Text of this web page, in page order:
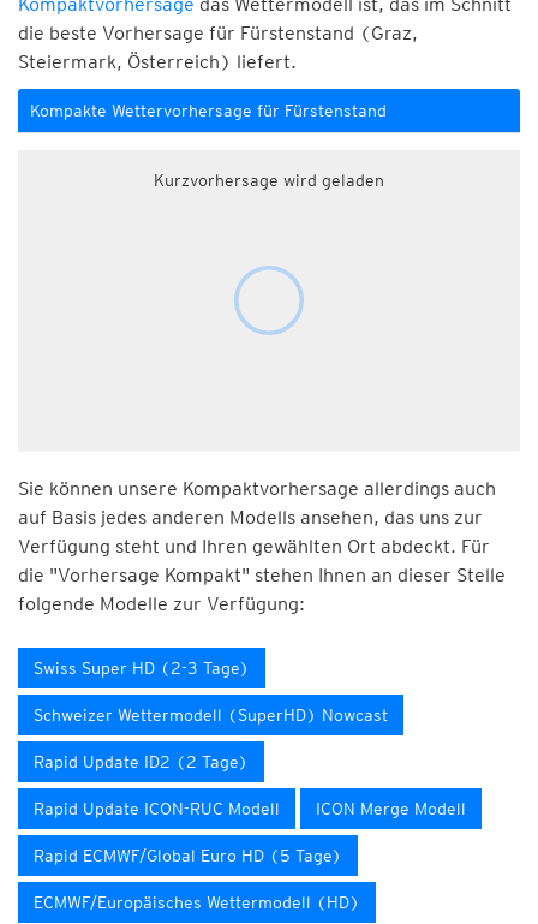
die beste Vorhersage für Fürstenstand (Graz,
Steiermark, Österreich) liefert.
Kompakte Wettervorhersage für Fürstenstand
Kurzvorhersage wird geladen
Sie können unsere Kompaktvorhersage allerdings auch
auf Basis jedes anderen Modells ansehen, das uns zur
Verfügung steht und Ihren gewählten Ort abdeckt. Für
die "Vorhersage Kompakt" stehen Ihnen an dieser Stelle
folgende Modelle zur Verfügung:
Swiss Super HD (2-3 Tage)
Schweizer Wettermodell (SuperHD) Nowcast
Rapid Update ID2 (2 Tage)
Rapid Update ICON-RUC Modell ICON Merge Modell
Rapid ECMWF/Global Euro HD (5 Tage)
ECMWF/Europäisches Wettermodell (HD)